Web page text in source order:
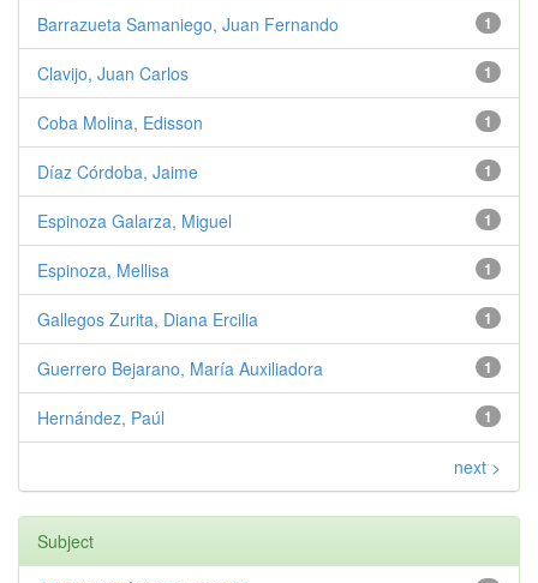
1
Barrazueta Samaniego, Juan Fernando
1
Clavijo, Juan Carlos
1
Coba Molina, Edisson
1
Díaz Córdoba, Jaime
1
Espinoza Galarza, Miguel
1
Espinoza, Mellisa
1
Gallegos Zurita, Diana Ercilia
1
Guerrero Bejarano, María Auxiliadora
1
Hernández, Paúl
next >
Subject